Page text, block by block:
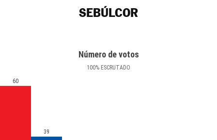
SEBÚLCOR
Número de votos
100% ESCRUTADO
60
39